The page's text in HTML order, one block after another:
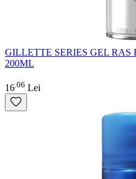
GILLETTE SERIES GEL
200ML
16 06 Lei